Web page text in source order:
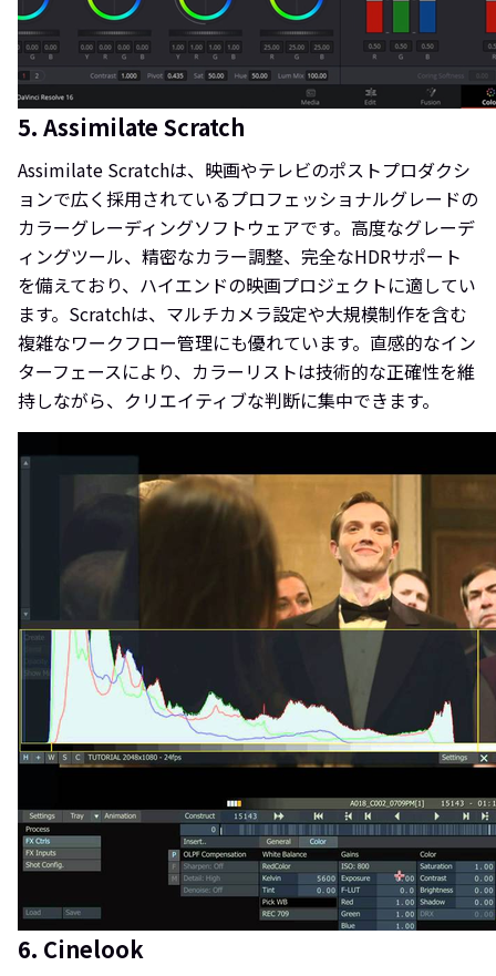
5. Assimilate Scratch
Assimilate Scratchは、映画やテレビのポストプロダクシ
ョンで広く採用されているプロフェッショナルグレードの
カラーグレーディングソフトウェアです。高度なグレーデ
ィングツール、精密なカラー調整、完全なHDRサポート
を備えており、ハイエンドの映画プロジェクトに適してい
ます。Scratchは、マルチカメラ設定や大規模制作を含む
複雑なワークフロー管理にも優れています。直感的なイン
ターフェースにより、カラーリストは技術的な正確性を維
持しながら、クリエイティブな判断に集中できます。
6. Cinelook